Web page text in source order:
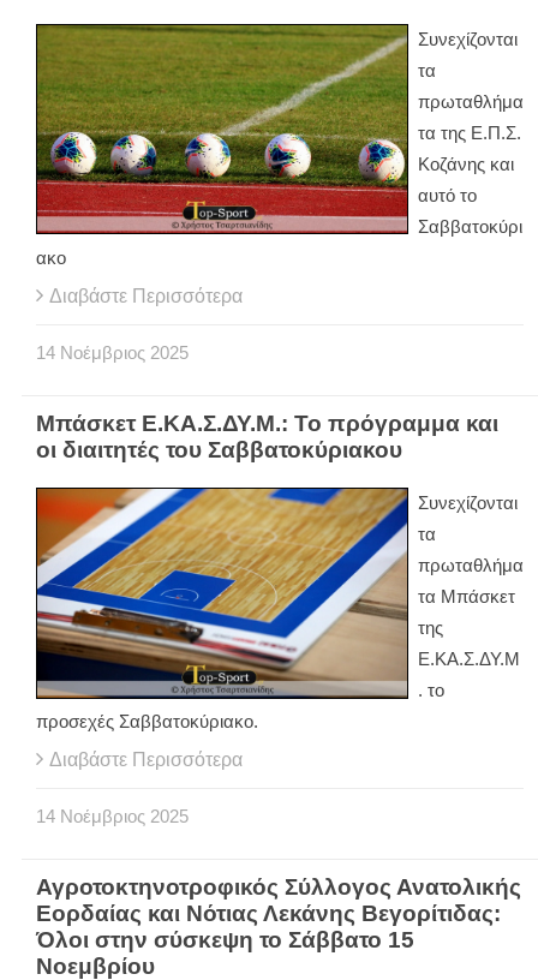
Συνεχίζονται
τα
πρωταθλήμα
τα της Ε.Π.Σ.
Κοζάνης και
αυτό το
Σαββατοκύρι
ακο
Διαβάστε Περισσότερα
14 Νοέμβριος 2025
Μπάσκετ Ε.ΚΑ.Σ.ΔΥ.Μ.: Το πρόγραμμα και
οι διαιτητές του Σαββατοκύριακου
Συνεχίζονται
τα
πρωταθλήμα
τα Μπάσκετ
της
Ε.ΚΑ.Σ.ΔΥ.Μ
. το
προσεχές Σαββατοκύριακο.
Διαβάστε Περισσότερα
14 Νοέμβριος 2025
Αγροτοκτηνοτροφικός Σύλλογος Ανατολικής
Εορδαίας και Νότιας Λεκάνης Βεγορίτιδας:
Όλοι στην σύσκεψη το Σάββατο 15
Νοεμβρίου